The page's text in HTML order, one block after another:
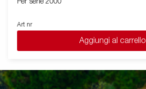
Per serie 2000
Art nr
Aggiungi al carrello